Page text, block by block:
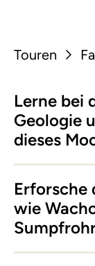
Touren
Lerne bei
Geologie
dieses
Erforsche
wie